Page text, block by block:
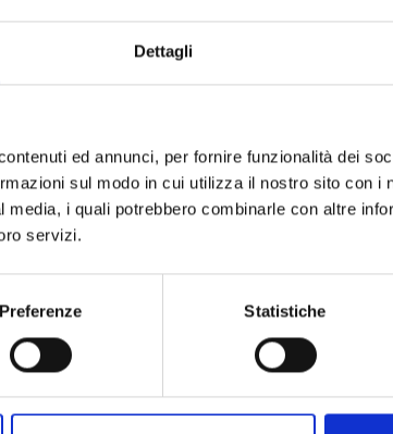
Dettagli
ed annunci, per fornire funzionalità dei
sul modo in cui utilizza il nostro sito con i
i quali potrebbero combinarle con altre
servizi.
Preferenze Statistiche
GROOVE
NEW EDITION
n. 6
RAVE - THE GROOVE
ADVENTURE NEW
n. 5